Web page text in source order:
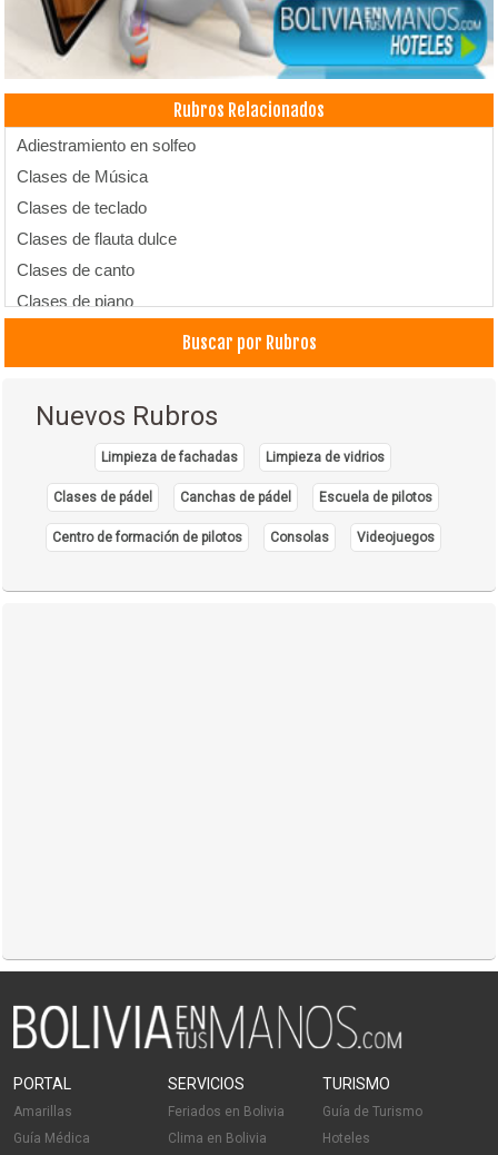
Rubros Relacionados
Adiestramiento en solfeo
Clases de Música
Clases de teclado
Clases de flauta dulce
Clases de canto
Clases de piano
Música
Buscar por Rubros
Nuevos Rubros
Limpieza de fachadas Limpieza de vidrios
Clases de pádel Canchas de pádel Escuela de pilotos
Centro de formación de pilotos Consolas Videojuegos
PORTAL
Amarillas
Guía Médica
SERVICIOS
Feriados en Bolivia
Clima en Bolivia
TURISMO
Guía de Turismo
Hoteles